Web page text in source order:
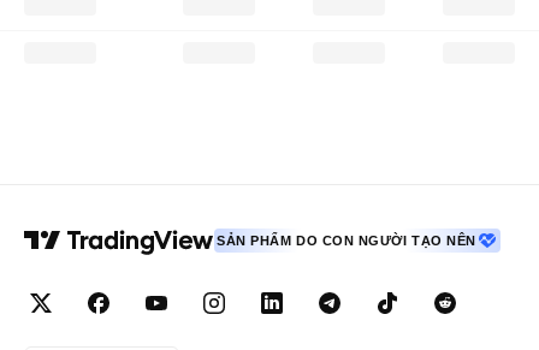
SẢN PHẨM DO CON NGƯỜI TẠO NÊN